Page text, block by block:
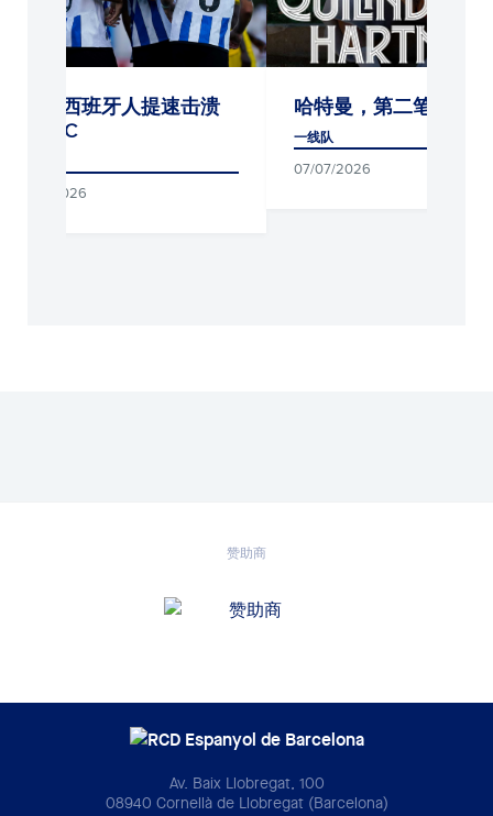
4-0：西班牙人提速击溃
波城FC
21/07/2026
哈特曼，第二笔引援
一线队
07/07/2026
赞助商
Av. Baix Llobregat, 100
08940 Cornellà de Llobregat (Barcelona)